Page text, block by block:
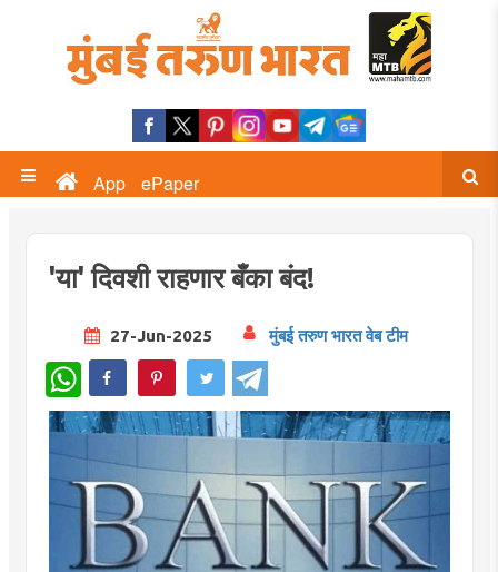
App ePaper
'या' दिवशी राहणार बँका बंद!
27-Jun-2025 मुंबई तरुण भारत वेब टीम
WhatsApp